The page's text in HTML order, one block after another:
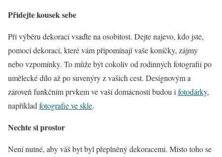
Přidejte kousek sebe
Při výběru dekorací vsaďte na osobitost. Dejte najevo, kdo jste,
pomocí dekorací, které vám připomínají vaše koníčky, zájmy
nebo vzpomínky. To může být cokoliv od rodinných fotografií po
umělecké dílo až po suvenýry z vašich cest. Designovým a
zároveň funkčním prvkem ve vaší domácnosti budou i fotodárky,
například fotografie ve skle.
Nechte si prostor
Není nutné, aby váš byt byl přeplněný dekoracemi. Místo toho se